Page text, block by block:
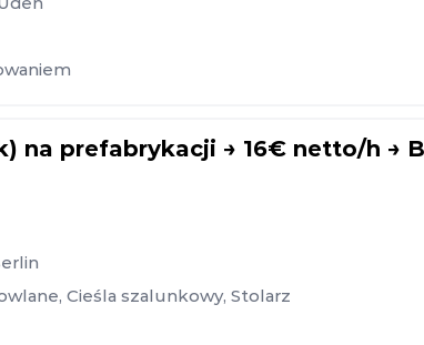
na prefabrykacji → 16€ netto/h →
, Cieśla szalunkowy, Stolarz